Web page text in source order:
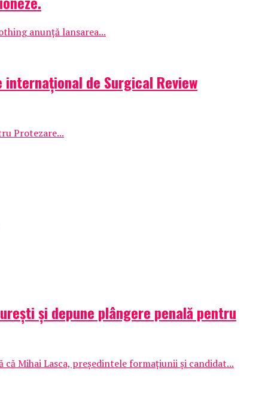
anunță lansarea...
internațional de Surgical Review
Protezare...
și depune plângere penală pentru
Mihai Lasca, președintele formațiunii și candidat...